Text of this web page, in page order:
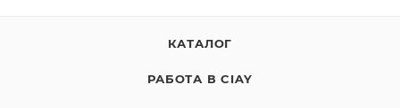
КАТАЛОГ
РАБОТА В CIAY